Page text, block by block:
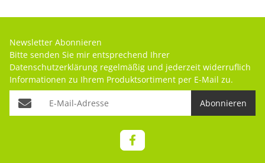
Newsletter Abonnieren
Bitte senden Sie mir entsprechend Ihrer
Datenschutzerklärung regelmäßig und jederzeit widerruflich
Informationen zu Ihrem Produktsortiment per E-Mail zu.
Abonnieren